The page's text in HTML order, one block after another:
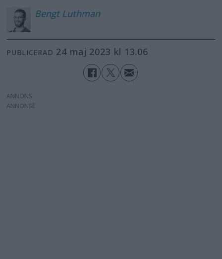
Bengt Luthman
PUBLICERAD 24 maj 2023 kl 13.06
ANNONS